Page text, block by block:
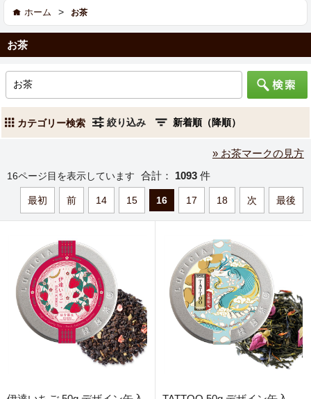
ホーム > お茶
お茶
カテゴリー検索 絞り込み
» お茶マークの見方
16ページ目を表示しています 合計： 1093 件
最初 前 14 15 16 17 18 次 最後